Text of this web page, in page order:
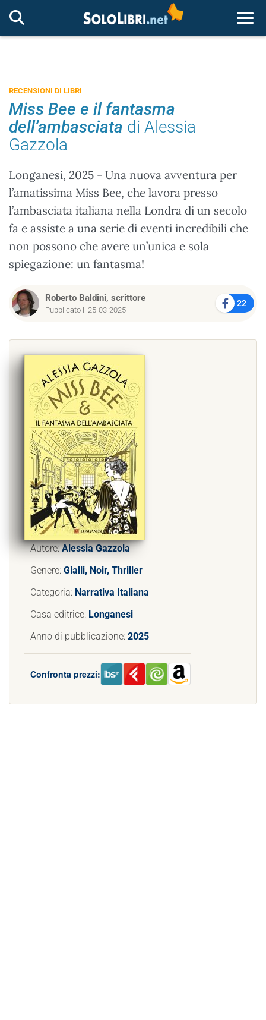
RECENSIONI DI LIBRI
Miss Bee e il fantasma
dell’ambasciata di Alessia
Gazzola
Longanesi, 2025 - Una nuova avventura per
l’amatissima Miss Bee, che lavora presso
l’ambasciata italiana nella Londra di un secolo
fa e assiste a una serie di eventi incredibili che
non possono che avere un’unica e sola
spiegazione: un fantasma!
Roberto Baldini, scrittore
Pubblicato il 25-03-2025
22
Autore:Alessia Gazzola
Genere: Gialli, Noir, Thriller
Categoria: Narrativa Italiana
Casa editrice: Longanesi
Anno di pubblicazione: 2025
Confronta prezzi: